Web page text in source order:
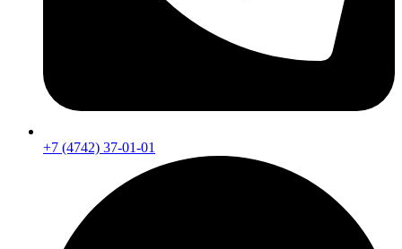
+7 (4742) 37-01-01